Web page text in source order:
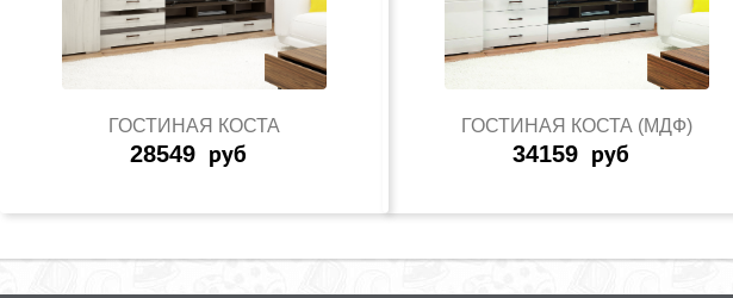
ГОСТИНАЯ КОСТА
28549 руб
ГОСТИНАЯ КОСТА (МДФ)
34159 руб